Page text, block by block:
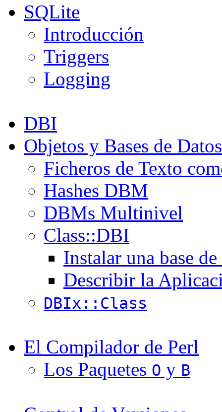
SQLite
Introducción
Triggers
Logging
DBI
Objetos y Bases de Datos
Ficheros de Texto
Hashes DBM
DBMs Multinivel
Class::DBI
Instalar una base
Describir la
DBIx::Class
El Compilador de Perl
Los Paquetes O y B